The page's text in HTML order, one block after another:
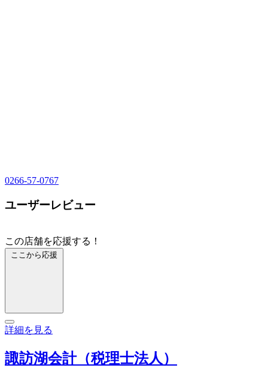
0266-57-0767
ユーザーレビュー
この店舗を応援する！
ここから応援
詳細を見る
諏訪湖会計（税理士法人）